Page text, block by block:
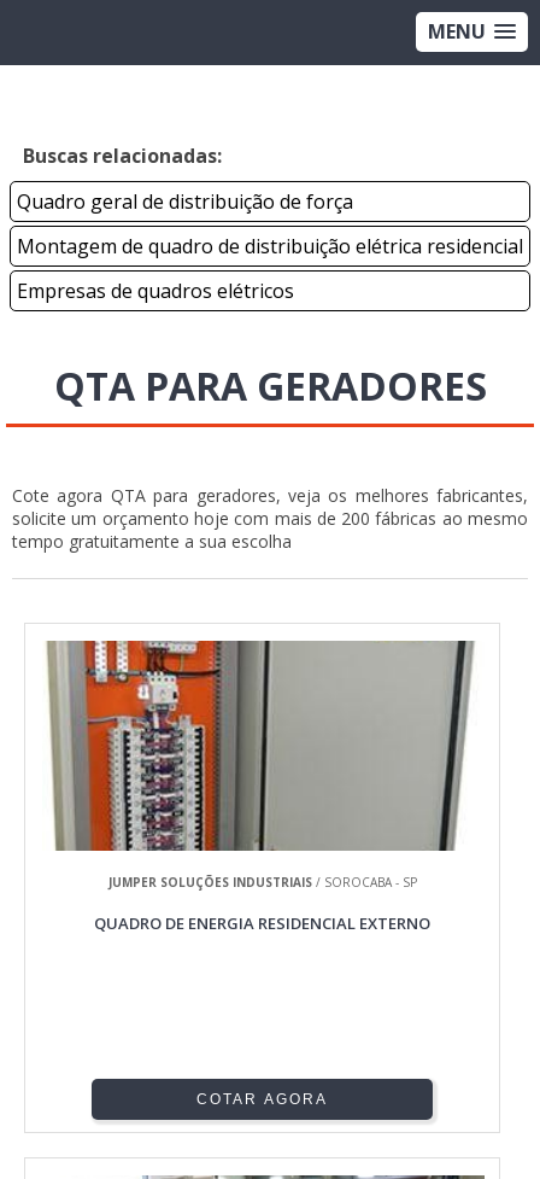
MENU
Buscas relacionadas:
Quadro geral de distribuição de força
Montagem de quadro de distribuição elétrica residencial
Empresas de quadros elétricos
QTA PARA GERADORES
Cote agora QTA para geradores, veja os melhores fabricantes,
solicite um orçamento hoje com mais de 200 fábricas ao mesmo
tempo gratuitamente a sua escolha
JUMPER SOLUÇÕES INDUSTRIAIS/ SOROCABA - SP
QUADRO DE ENERGIA RESIDENCIAL EXTERNO
COTAR AGORA